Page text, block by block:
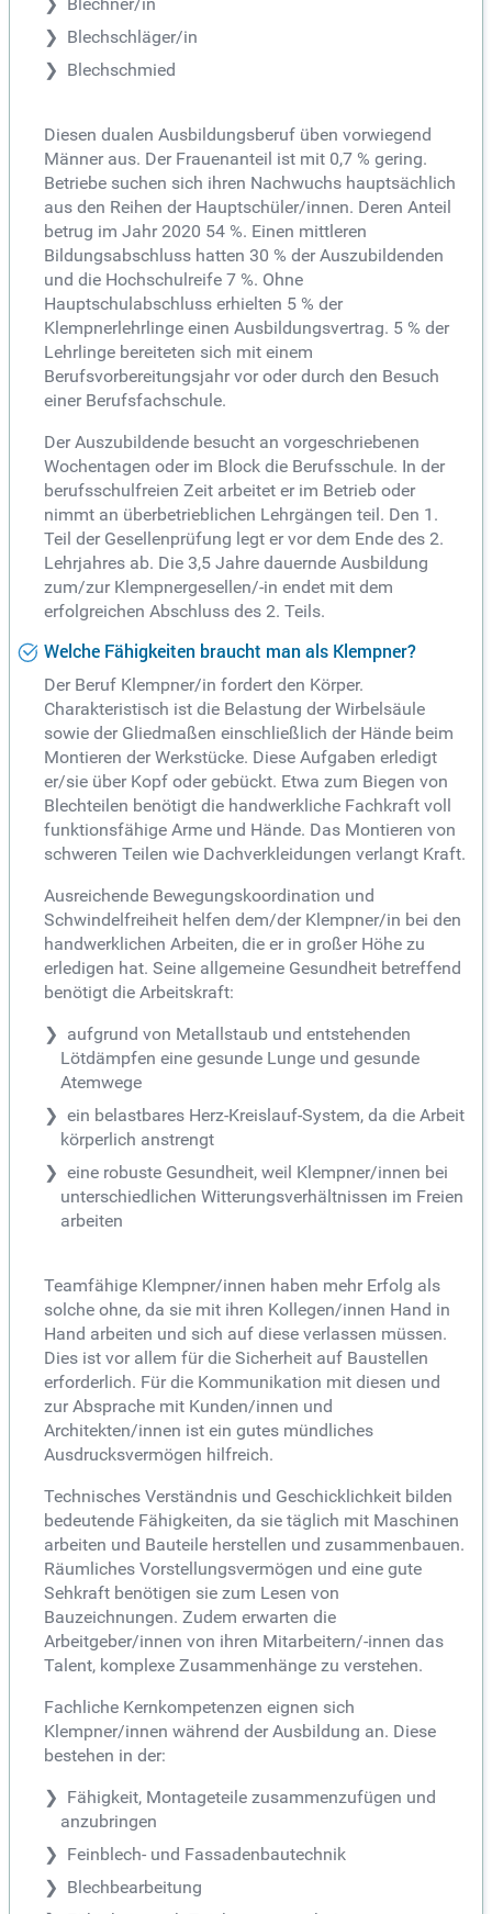
Blechschläger/in
Blechschmied
Diesen dualen Ausbildungsberuf üben vorwiegend
Männer aus. Der Frauenanteil ist mit 0,7 % gering.
Betriebe suchen sich ihren Nachwuchs hauptsächlich
aus den Reihen der Hauptschüler/innen. Deren Anteil
betrug im Jahr 2020 54 %. Einen mittleren
Bildungsabschluss hatten 30 % der Auszubildenden
und die Hochschulreife 7 %. Ohne
Hauptschulabschluss erhielten 5 % der
Klempnerlehrlinge einen Ausbildungsvertrag. 5 % der
Lehrlinge bereiteten sich mit einem
Berufsvorbereitungsjahr vor oder durch den Besuch
einer Berufsfachschule.
Der Auszubildende besucht an vorgeschriebenen
Wochentagen oder im Block die Berufsschule. In der
berufsschulfreien Zeit arbeitet er im Betrieb oder
nimmt an überbetrieblichen Lehrgängen teil. Den 1.
Teil der Gesellenprüfung legt er vor dem Ende des 2.
Lehrjahres ab. Die 3,5 Jahre dauernde Ausbildung
zum/zur Klempnergesellen/-in endet mit dem
erfolgreichen Abschluss des 2. Teils.
Welche Fähigkeiten braucht man als Klempner?
Der Beruf Klempner/in fordert den Körper.
Charakteristisch ist die Belastung der Wirbelsäule
sowie der Gliedmaßen einschließlich der Hände beim
Montieren der Werkstücke. Diese Aufgaben erledigt
er/sie über Kopf oder gebückt. Etwa zum Biegen von
Blechteilen benötigt die handwerkliche Fachkraft voll
funktionsfähige Arme und Hände. Das Montieren von
schweren Teilen wie Dachverkleidungen verlangt Kraft.
Ausreichende Bewegungskoordination und
Schwindelfreiheit helfen dem/der Klempner/in bei den
handwerklichen Arbeiten, die er in großer Höhe zu
erledigen hat. Seine allgemeine Gesundheit betreffend
benötigt die Arbeitskraft:
aufgrund von Metallstaub und entstehenden
Lötdämpfen eine gesunde Lunge und gesunde
Atemwege
ein belastbares Herz-Kreislauf-System, da die Arbeit
körperlich anstrengt
eine robuste Gesundheit, weil Klempner/innen bei
unterschiedlichen Witterungsverhältnissen im Freien
arbeiten
Teamfähige Klempner/innen haben mehr Erfolg als
solche ohne, da sie mit ihren Kollegen/innen Hand in
Hand arbeiten und sich auf diese verlassen müssen.
Dies ist vor allem für die Sicherheit auf Baustellen
erforderlich. Für die Kommunikation mit diesen und
zur Absprache mit Kunden/innen und
Architekten/innen ist ein gutes mündliches
Ausdrucksvermögen hilfreich.
Technisches Verständnis und Geschicklichkeit bilden
bedeutende Fähigkeiten, da sie täglich mit Maschinen
arbeiten und Bauteile herstellen und zusammenbauen.
Räumliches Vorstellungsvermögen und eine gute
Sehkraft benötigen sie zum Lesen von
Bauzeichnungen. Zudem erwarten die
Arbeitgeber/innen von ihren Mitarbeitern/-innen das
Talent, komplexe Zusammenhänge zu verstehen.
Fachliche Kernkompetenzen eignen sich
Klempner/innen während der Ausbildung an. Diese
bestehen in der:
Fähigkeit, Montageteile zusammenzufügen und
anzubringen
Feinblech- und Fassadenbautechnik
Blechbearbeitung